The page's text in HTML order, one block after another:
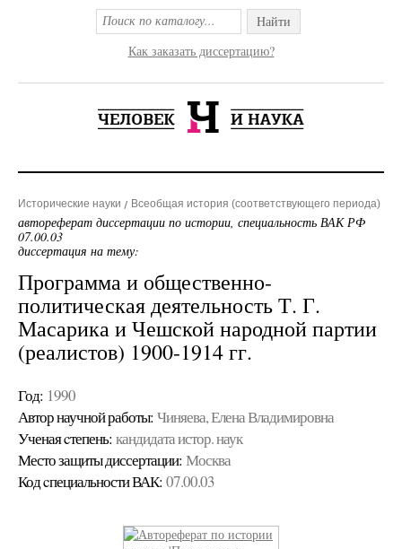
Найти
Как заказать диссертацию?
Исторические науки Всеобщая история (соответствующего периода)
автореферат диссертации по истории, специальность ВАК РФ
07.00.03
диссертация на тему:
Программа и общественно-
политическая деятельность Т. Г.
Масарика и Чешской народной партии
(реалистов) 1900-1914 гг.
Год: 1990
Автор научной работы: Чиняева, Елена Владимировна
Ученая cтепень: кандидата истор. наук
Место защиты диссертации: Москва
Код cпециальности ВАК: 07.00.03